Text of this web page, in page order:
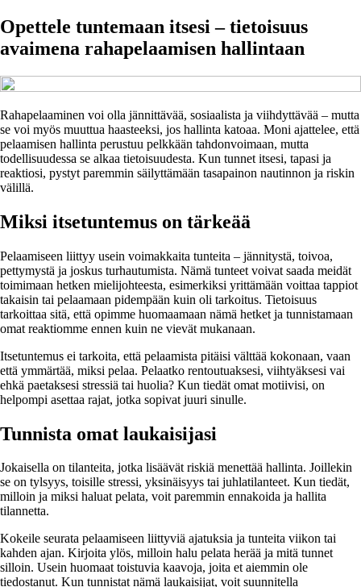
Opettele tuntemaan itsesi – tietoisuus
avaimena rahapelaamisen hallintaan
Rahapelaaminen voi olla jännittävää, sosiaalista ja viihdyttävää – mutta
se voi myös muuttua haasteeksi, jos hallinta katoaa. Moni ajattelee, että
pelaamisen hallinta perustuu pelkkään tahdonvoimaan, mutta
todellisuudessa se alkaa tietoisuudesta. Kun tunnet itsesi, tapasi ja
reaktiosi, pystyt paremmin säilyttämään tasapainon nautinnon ja riskin
välillä.
Miksi itsetuntemus on tärkeää
Pelaamiseen liittyy usein voimakkaita tunteita – jännitystä, toivoa,
pettymystä ja joskus turhautumista. Nämä tunteet voivat saada meidät
toimimaan hetken mielijohteesta, esimerkiksi yrittämään voittaa tappiot
takaisin tai pelaamaan pidempään kuin oli tarkoitus. Tietoisuus
tarkoittaa sitä, että opimme huomaamaan nämä hetket ja tunnistamaan
omat reaktiomme ennen kuin ne vievät mukanaan.
Itsetuntemus ei tarkoita, että pelaamista pitäisi välttää kokonaan, vaan
että ymmärtää, miksi pelaa. Pelaatko rentoutuaksesi, viihtyäksesi vai
ehkä paetaksesi stressiä tai huolia? Kun tiedät omat motiivisi, on
helpompi asettaa rajat, jotka sopivat juuri sinulle.
Tunnista omat laukaisijasi
Jokaisella on tilanteita, jotka lisäävät riskiä menettää hallinta. Joillekin
se on tylsyys, toisille stressi, yksinäisyys tai juhlatilanteet. Kun tiedät,
milloin ja miksi haluat pelata, voit paremmin ennakoida ja hallita
tilannetta.
Kokeile seurata pelaamiseen liittyviä ajatuksia ja tunteita viikon tai
kahden ajan. Kirjoita ylös, milloin halu pelata herää ja mitä tunnet
silloin. Usein huomaat toistuvia kaavoja, joita et aiemmin ole
tiedostanut. Kun tunnistat nämä laukaisijat, voit suunnitella